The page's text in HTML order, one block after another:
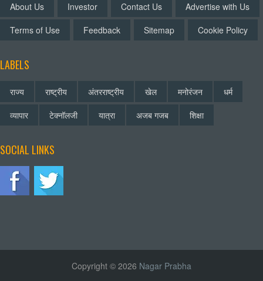
About Us Investor Contact Us
Advertise with Us
Terms of Use
Feedback Sitemap Cookie Policy
LABELS
राज्य राष्ट्रीय अंतरराष्ट्रीय खेल मनोरंजन
धर्म
व्यापार
टेक्नॉलजी यात्रा अजब गजब शिक्षा
SOCIAL LINKS
Copyright © 2026 Nagar Prabha